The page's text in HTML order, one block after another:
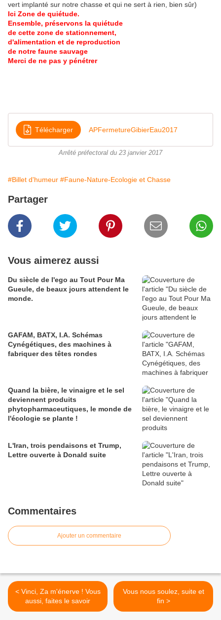
vert implanté sur notre chasse et qui ne sert à rien, bien sûr)
Ici Zone de quiétude.
Ensemble, préservons la quiétude
de cette zone de stationnement,
d'alimentation et de reproduction
de notre faune sauvage
Merci de ne pas y pénétrer
Télécharger APFermetureGibierEau2017
Arrêté préfectoral du 23 janvier 2017
#Billet d'humeur #Faune-Nature-Ecologie et Chasse
Partager
Vous aimerez aussi
Du siècle de l'ego au Tout Pour Ma
Gueule, de beaux jours attendent le
monde.
GAFAM, BATX, I.A. Schémas
Cynégétiques, des machines à
fabriquer des têtes rondes
Quand la bière, le vinaigre et le sel
deviennent produits
phytopharmaceutiques, le monde de
l'écologie se plante !
L'Iran, trois pendaisons et Trump,
Lettre ouverte à Donald suite
Commentaires
Ajouter un commentaire
< Vinci, Za m'énerve ! Vous
aussi, faites le savoir
Vous nous soulez, suite et
fin >